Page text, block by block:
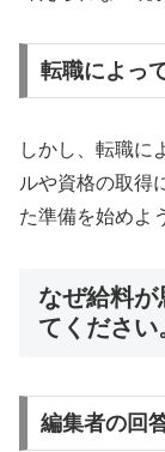
転職によっ
しかし、転職に
ルや資格の取得
た準備を始めよ
なぜ給料が
てください
編集者の回